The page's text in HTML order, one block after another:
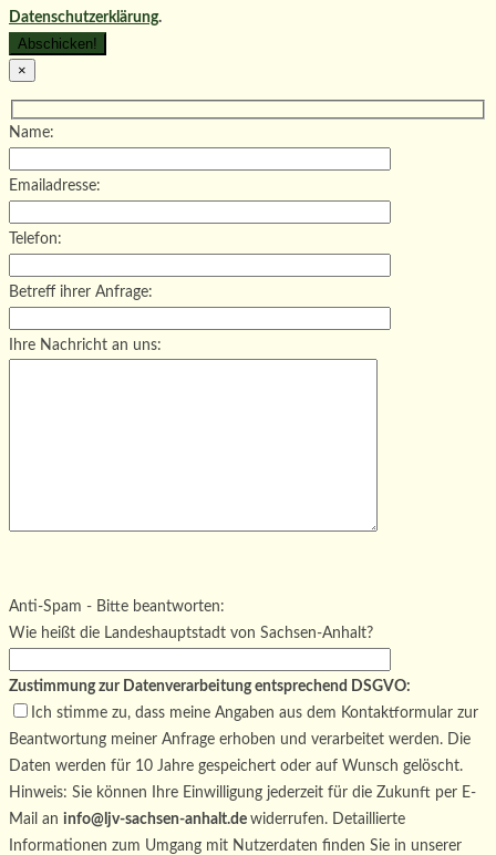
Datenschutzerklärung.
×
Name:
Emailadresse:
Telefon:
Betreff ihrer Anfrage:
Ihre Nachricht an uns:
Bitte lasse dieses Feld leer.
Anti-Spam - Bitte beantworten:
Wie heißt die Landeshauptstadt von Sachsen-Anhalt?
Zustimmung zur Datenverarbeitung entsprechend DSGVO:
Ich stimme zu, dass meine Angaben aus dem Kontaktformular zur
Beantwortung meiner Anfrage erhoben und verarbeitet werden. Die
Daten werden für 10 Jahre gespeichert oder auf Wunsch gelöscht.
Hinweis: Sie können Ihre Einwilligung jederzeit für die Zukunft per E-
Mail an info@ljv-sachsen-anhalt.de widerrufen. Detaillierte
Informationen zum Umgang mit Nutzerdaten finden Sie in unserer